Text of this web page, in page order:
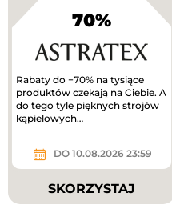
70%
Rabaty do −70% na tysiące
produktów czekają na Ciebie. A
do tego tyle pięknych strojów
kąpielowych…
DO 10.08.2026 23:59
SKORZYSTAJ